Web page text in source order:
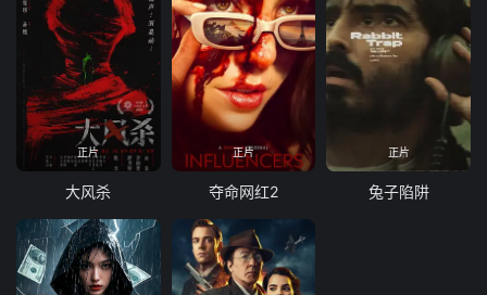
正片
大风杀
正片
夺命网红2
正片
兔子陷阱